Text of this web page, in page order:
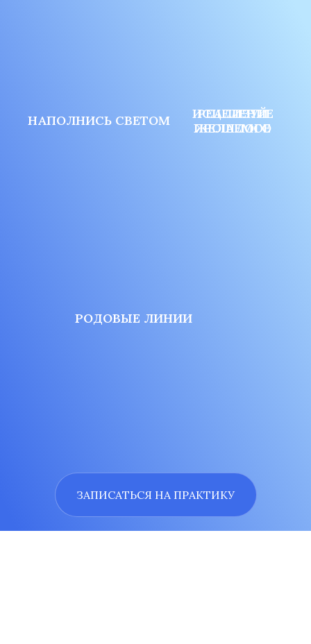
НАПОЛНИСЬ СВЕТОМ
РЕАЛИЗУЙ
ЖЕЛАЕМОЕ
ИСЦЕЛЕНИЕ
ПРОШЛОГО
РОДОВЫЕ ЛИНИИ
ЗАПИСАТЬСЯ НА ПРАКТИКУ